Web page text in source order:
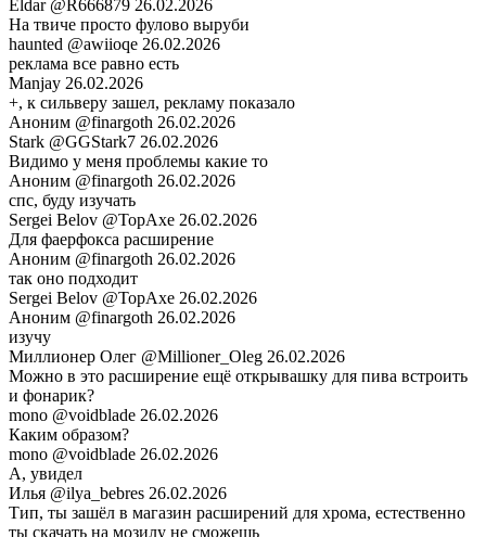
Eldar @R666879 26.02.2026
На твиче просто фулово выруби
haunted @awiioqe 26.02.2026
реклама все равно есть
Manjay 26.02.2026
+, к сильверу зашел, рекламу показало
Аноним @finargoth 26.02.2026
Stark @GGStark7 26.02.2026
Видимо у меня проблемы какие то
Аноним @finargoth 26.02.2026
спс, буду изучать
Sergei Belov @TopAxe 26.02.2026
Для фаерфокса расширение
Аноним @finargoth 26.02.2026
так оно подходит
Sergei Belov @TopAxe 26.02.2026
Аноним @finargoth 26.02.2026
изучу
Миллионер Олег @Millioner_Oleg 26.02.2026
Можно в это расширение ещё открывашку для пива встроить
и фонарик?
mono @voidblade 26.02.2026
Каким образом?
mono @voidblade 26.02.2026
А, увидел
Илья @ilya_bebres 26.02.2026
Тип, ты зашёл в магазин расширений для хрома, естественно
ты скачать на мозилу не сможешь